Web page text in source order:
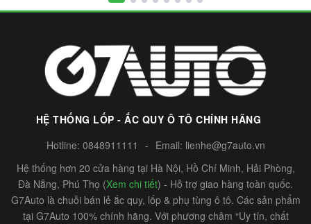
HỆ THỐNG LỐP - ẮC QUY Ô TÔ CHÍNH HÃNG
Hotline: 0848911111 - Email: lienhe@g7auto.vn
Hệ thống hơn 20 cửa hàng tại Hà Nội, Hồ Chí Minh, Hải Phòng,
Đà Nẵng, Phú Thọ (Xem chi tiết) - Hỗ trợ giao hàng toàn quốc.
G7Auto là chuỗi bán lẻ ắc quy, lốp & phụ tùng ô tô. Các sản phẩm
tại G7Auto 100% chính hãng. Với phương châm “Uy tín, chất